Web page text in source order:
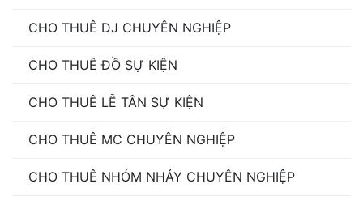
CHO THUÊ DJ CHUYÊN NGHIỆP
CHO THUÊ ĐỒ SỰ KIỆN
CHO THUÊ LỄ TÂN SỰ KIỆN
CHO THUÊ MC CHUYÊN NGHIỆP
CHO THUÊ NHÓM NHẢY CHUYÊN NGHIỆP